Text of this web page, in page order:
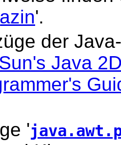
'.
der
Sun's Java
'